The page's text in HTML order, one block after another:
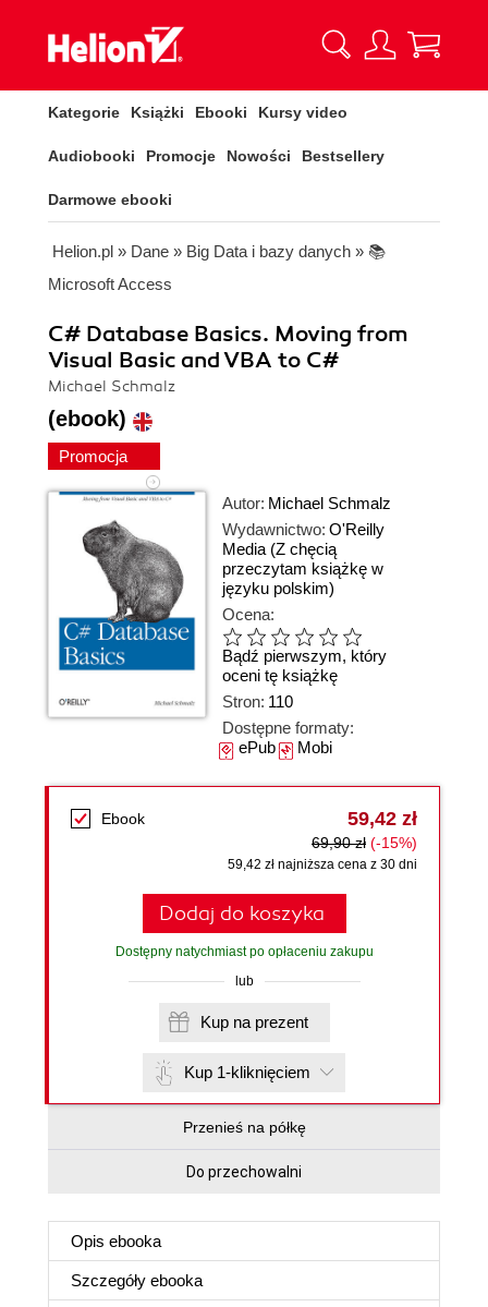
Kategorie Książki Ebooki Kursy video
Audiobooki Promocje Nowości Bestsellery
Darmowe ebooki
Helion.pl » Dane » Big Data i bazy danych » 📚
Microsoft Access
C# Database Basics. Moving from
Visual Basic and VBA to C#
Michael Schmalz
(ebook)
Promocja
Autor: Michael Schmalz
Wydawnictwo: O'Reilly
Media (Z chęcią
przeczytam książkę w
języku polskim)
Ocena:
Bądź pierwszym, który
oceni tę książkę
Stron: 110
Dostępne formaty:
ePubMobi
Ebook 59,42 zł
69,90 zł (-15%)
59,42 zł najniższa cena z 30 dni
Dodaj do koszyka
Dostępny natychmiast po opłaceniu zakupu
lub
Kup na prezent
Kup 1-kliknięciem
Przenieś na półkę
Do przechowalni
Opis ebooka
Szczegóły ebooka